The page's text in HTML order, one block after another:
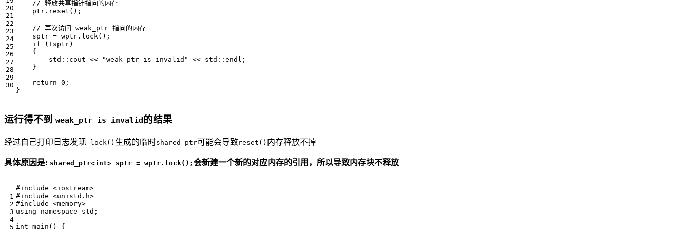
ptr . reset ();
sptr = wptr . lock ();
if
( ! sptr)
{
std :: cout << "weak_ptr is invalid" << std :: endl ;
}
return 0 ;
}
运行得不到 weak_ptr is invalid 的结果
经过自己打印日志发现 lock() 生成的临时shared_ptr可能会导致reset() 内存释放不掉
具体原因是: shared_ptr<int> sptr = wptr.lock(); 会新建一个新的对应内存的引用，所以导致内存块不释放
#include <iostream>
#include <unistd.h>
#include <memory>
using
namespace std ;
int main () {